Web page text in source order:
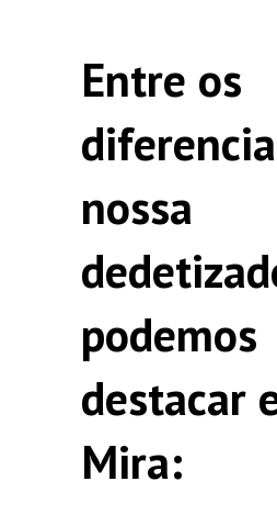
Entre os
nossa
podemos
destacar
Mira: